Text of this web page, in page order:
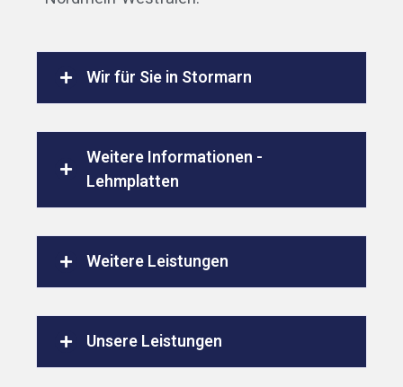
Wir für Sie in Stormarn
Weitere Informationen -
Lehmplatten
Weitere Leistungen
Unsere Leistungen